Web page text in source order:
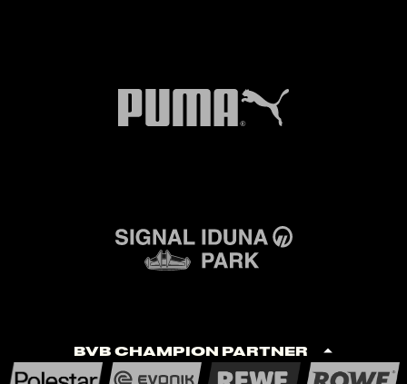
BVB Champion Partner